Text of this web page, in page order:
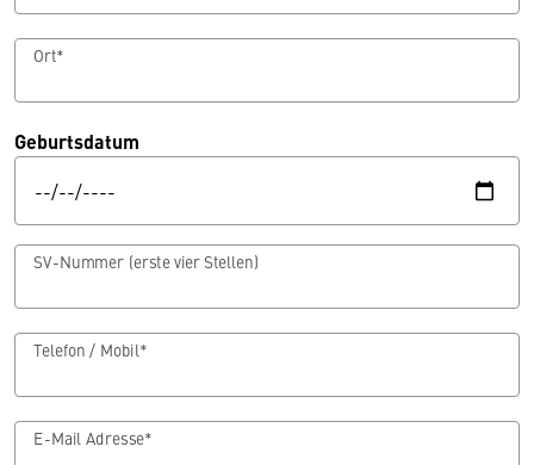
Ort*
Geburtsdatum
SV-Nummer (erste vier Stellen)
Telefon / Mobil*
E-Mail Adresse*